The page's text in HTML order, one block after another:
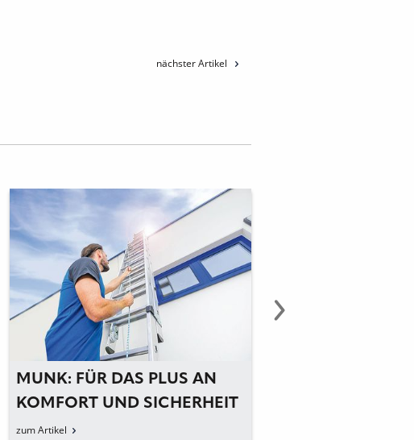
nächster Artikel
MUNK: FÜR DAS PLUS AN
KOMFORT UND SICHERHEIT
zum Artikel